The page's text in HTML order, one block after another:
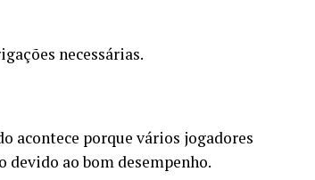
necessárias.
acontece porque vários jogadores
devido ao bom desempenho.